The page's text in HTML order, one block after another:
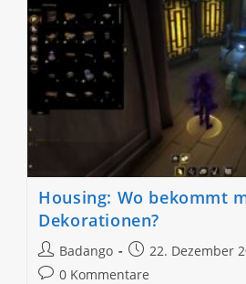
Housing: Wo bekommt
Dekorationen?
Beitrags-
Autor:
Badango
Beitrag
veröffentlicht:
22. Dezember
Beitrags-
0 Kommentare